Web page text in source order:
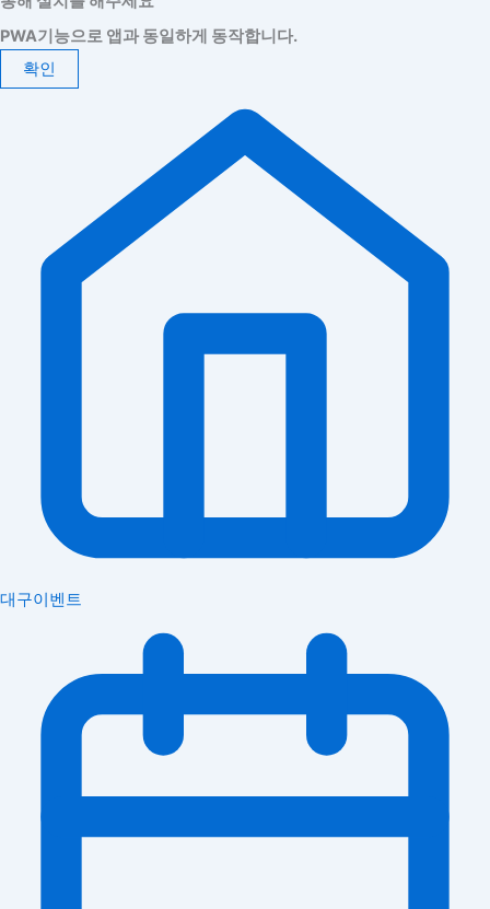
PWA기능으로 앱과 동일하게 동작합니다.
확인
대구이벤트